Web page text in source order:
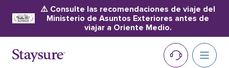
⚠️ Consulte las recomendaciones de viaje del
Ministerio de Asuntos Exteriores antes de
viajar a Oriente Medio.